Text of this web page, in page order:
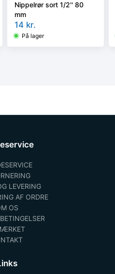
Nippelrør sort 1/2'' 80
mm
14 kr.
På lager
LEVERING
AF ORDRE
OS